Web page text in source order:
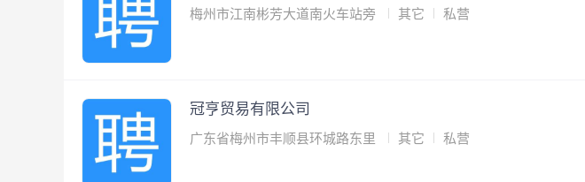
梅州市江南彬芳大道南火车站旁 其它 私营
冠亨贸易有限公司
广东省梅州市丰顺县环城路东里 其它 私营